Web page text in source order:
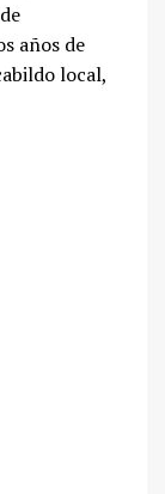
años de
local,